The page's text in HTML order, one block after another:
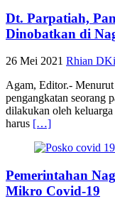
Dt. Parpatiah,
Dinobatkan di
26 Mei 2021 Rhian
Agam, Editor.- Menurut
pengangkatan seorang
dilakukan oleh keluarga
harus […]
Pemerintahan
Mikro Covid-19